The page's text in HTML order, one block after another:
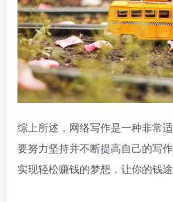
综上所述，网络写作是一种非常
要努力坚持并不断提高自己的写
实现轻松赚钱的梦想，让你的钱